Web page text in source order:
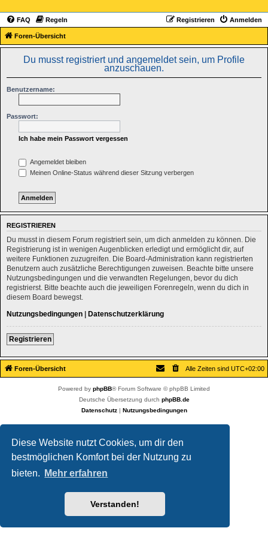
Diese Website nutzt Cookies, um dir den
bestmöglichen Komfort bei der Nutzung zu
bieten.
Mehr erfahren
Verstanden!
FAQ Regeln Anmelden
Registrieren
Foren-Übersicht
Du musst registriert und angemeldet sein, um Profile
anzuschauen.
Benutzername:
Passwort:
Ich habe mein Passwort vergessen
Angemeldet bleiben
Meinen Online-Status während dieser Sitzung verbergen
REGISTRIEREN
Du musst in diesem Forum registriert sein, um dich anmelden zu können. Die
Registrierung ist in wenigen Augenblicken erledigt und ermöglicht dir, auf
weitere Funktionen zuzugreifen. Die Board-Administration kann registrierten
Benutzern auch zusätzliche Berechtigungen zuweisen. Beachte bitte unsere
Nutzungsbedingungen und die verwandten Regelungen, bevor du dich
registrierst. Bitte beachte auch die jeweiligen Forenregeln, wenn du dich in
diesem Board bewegst.
Nutzungsbedingungen | Datenschutzerklärung
Registrieren
Foren-Übersicht Alle Zeiten sind UTC+02:00
Powered by phpBB® Forum Software © phpBB Limited
Deutsche Übersetzung durch phpBB.de
Datenschutz| Nutzungsbedingungen